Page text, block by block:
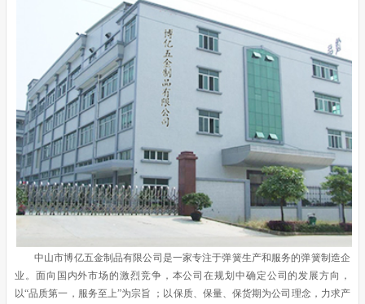
中山市博亿五金制品有限公司是一家专注于弹簧生产和服务的弹簧制造企
业。面向国内外市场的激烈竞争，本公司在规划中确定公司的发展方向，
以“品质第一，服务至上”为宗旨 ；以保质、保量、保货期为公司理念，力求产